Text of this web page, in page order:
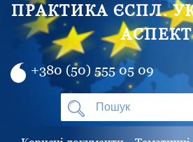
ПРАКТИКА ЄСПЛ.
АСПЕКТ
+380 (50) 555 05 09